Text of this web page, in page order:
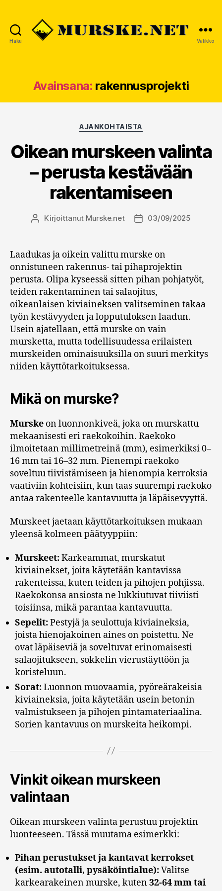
Haku Valikko
Avainsana: rakennusprojekti
Kategoriat
AJANKOHTAISTA
Oikean murskeen valinta
– perusta kestävään
rakentamiseen
Kirjoittaja
Kirjoittanut Murske.net Julkaisupäivämäärä
03/09/2025
Laadukas ja oikein valittu murske on
onnistuneen rakennus- tai pihaprojektin
perusta. Olipa kyseessä sitten pihan pohjatyöt,
teiden rakentaminen tai salaojitus,
oikeanlaisen kiviaineksen valitseminen takaa
työn kestävyyden ja lopputuloksen laadun.
Usein ajatellaan, että murske on vain
mursketta, mutta todellisuudessa erilaisten
murskeiden ominaisuuksilla on suuri merkitys
niiden käyttötarkoituksessa.
Mikä on murske?
Murske on luonnonkiveä, joka on murskattu
mekaanisesti eri raekokoihin. Raekoko
ilmoitetaan millimetreinä (mm), esimerkiksi 0–
16 mm tai 16–32 mm. Pienempi raekoko
soveltuu tiivistämiseen ja hienompia kerroksia
vaativiin kohteisiin, kun taas suurempi raekoko
antaa rakenteelle kantavuutta ja läpäisevyyttä.
Murskeet jaetaan käyttötarkoituksen mukaan
yleensä kolmeen päätyyppiin:
Murskeet:Karkeammat, murskatut
kiviainekset, joita käytetään kantavissa
rakenteissa, kuten teiden ja pihojen pohjissa.
Raekokonsa ansiosta ne lukkiutuvat tiiviisti
toisiinsa, mikä parantaa kantavuutta.
Sepelit:Pestyjä ja seulottuja kiviaineksia,
joista hienojakoinen aines on poistettu. Ne
ovat läpäiseviä ja soveltuvat erinomaisesti
salaojitukseen, sokkelin vierustäyttöön ja
koristeluun.
Sorat:Luonnon muovaamia, pyöreärakeisia
kiviaineksia, joita käytetään usein betonin
valmistukseen ja pihojen pintamateriaalina.
Sorien kantavuus on murskeita heikompi.
Vinkit oikean murskeen
valintaan
Oikean murskeen valinta perustuu projektin
luonteeseen. Tässä muutama esimerkki:
Pihan perustukset ja kantavat kerrokset
(esim. autotalli, pysäköintialue):Valitse
karkearakeinen murske, kuten32-64 mm tai